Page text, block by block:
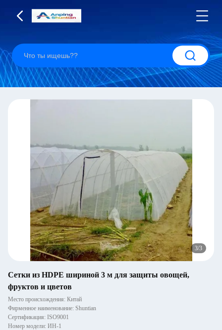
3/3
Сетки из HDPE шириной 3 м для защиты овощей,
фруктов и цветов
Место происхождения: Китай
Фирменное наименование: Shuntian
Сертификация: ISO9001
Номер модели: ИН-1